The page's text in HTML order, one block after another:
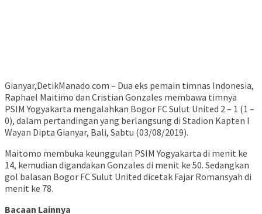
Gianyar,DetikManado.com – Dua eks pemain timnas Indonesia,
Raphael Maitimo dan Cristian Gonzales membawa timnya
PSIM Yogyakarta mengalahkan Bogor FC Sulut United 2 – 1 (1 –
0), dalam pertandingan yang berlangsung di Stadion Kapten I
Wayan Dipta Gianyar, Bali, Sabtu (03/08/2019).
Maitomo membuka keunggulan PSIM Yogyakarta di menit ke
14, kemudian digandakan Gonzales di menit ke 50. Sedangkan
gol balasan Bogor FC Sulut United dicetak Fajar Romansyah di
menit ke 78.
Bacaan Lainnya